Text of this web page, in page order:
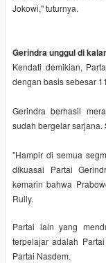
Jokowi," tuturnya.
Gerindra unggul di
Kendati demikian,
dengan basis sebesar
Gerindra berhasil
sudah bergelar sarjana.
"Hampir di semua
dikuasai Partai
kemarin bahwa
Rully.
Partai lain yang
terpelajar adalah
Partai Nasdem.